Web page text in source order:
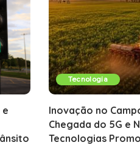
Tecnologia
Inovação no
Chegada do 5G e
Tecnologias